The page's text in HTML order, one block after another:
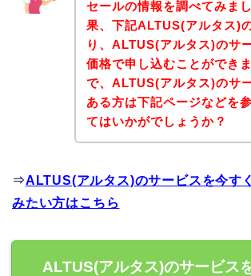
セールの情報を調べてみま
果、下記ALTUS(アルタス)
り、ALTUS(アルタス)のサ
価格で申し込むことができ
で、ALTUS(アルタス)のサ
ある方は下記ページなどを
てはいかがでしょうか？
⇒ALTUS(アルタス)のサービスを今す
みたい方はこちら
ALTUS(アルタス)のサービス